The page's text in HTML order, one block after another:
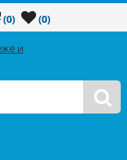
(0) (0)